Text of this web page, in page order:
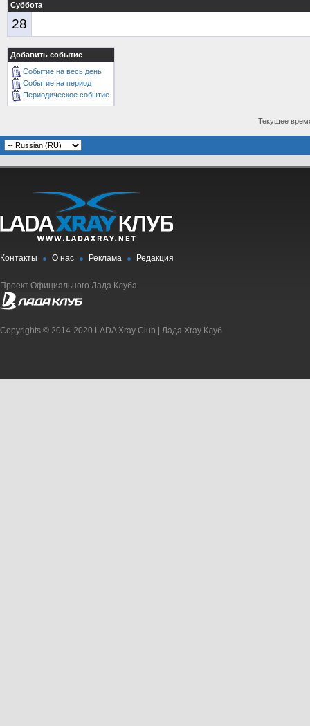
Суббота
28
Добавить событие
Событие на весь день
Событие на период
Периодическое событие
Текущее
Контакты О нас Реклама Редакция
Проект Официального Лада Клуба
Copyrights © 2014-2020 LADA Xray Club | Лада Xray Клуб